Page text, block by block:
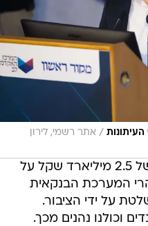
/ אתר רשמי, לירון
וחוץ מזה כשהוא מטיל מס של 2.5 מיליארד שקל על
המערכת הבנקאית
על ידי הציבור.
וכולנו נהנים מכך.